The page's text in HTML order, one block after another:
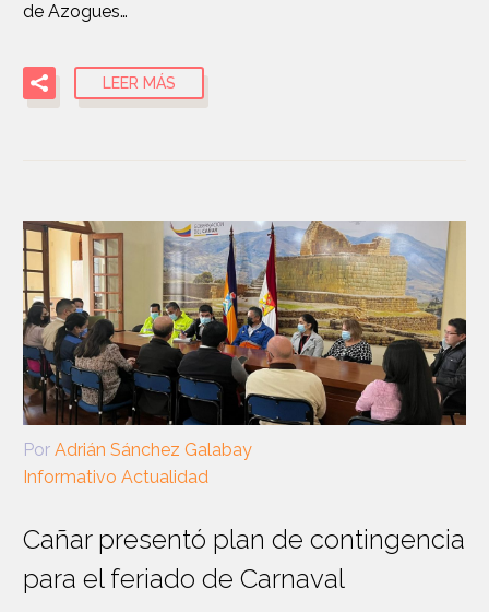
de Azogues…
LEER MÁS
Por Adrián Sánchez Galabay
Informativo Actualidad
Cañar presentó plan de contingencia
para el feriado de Carnaval